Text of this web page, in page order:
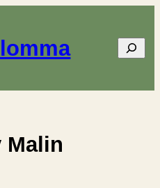
Sök
Malin